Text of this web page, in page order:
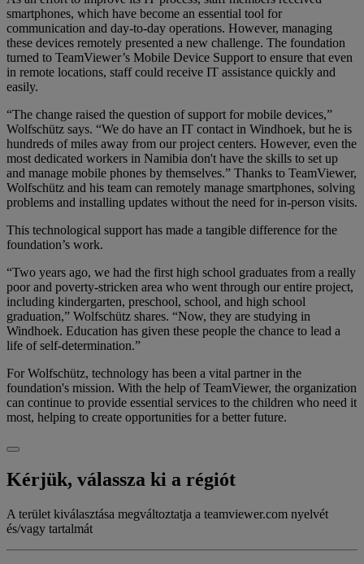
smartphones, which have become an essential tool for
communication and day-to-day operations. However, managing
these devices remotely presented a new challenge. The foundation
turned to TeamViewer’s Mobile Device Support to ensure that even
in remote locations, staff could receive IT assistance quickly and
easily.
“The change raised the question of support for mobile devices,”
Wolfschütz says. “We do have an IT contact in Windhoek, but he is
hundreds of miles away from our project centers. However, even the
most dedicated workers in Namibia don't have the skills to set up
and manage mobile phones by themselves.” Thanks to TeamViewer,
Wolfschütz and his team can remotely manage smartphones, solving
problems and installing updates without the need for in-person visits.
This technological support has made a tangible difference for the
foundation’s work.
“Two years ago, we had the first high school graduates from a really
poor and poverty-stricken area who went through our entire project,
including kindergarten, preschool, school, and high school
graduation,” Wolfschütz shares. “Now, they are studying in
Windhoek. Education has given these people the chance to lead a
life of self-determination.”
For Wolfschütz, technology has been a vital partner in the
foundation's mission. With the help of TeamViewer, the organization
can continue to provide essential services to the children who need it
most, helping to create opportunities for a better future.
Kérjük, válassza ki a régiót
A terület kiválasztása megváltoztatja a teamviewer.com nyelvét
és/vagy tartalmát